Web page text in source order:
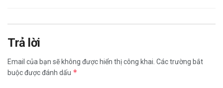
Trả lời
Email của bạn sẽ không được hiển thị công khai. Các trường bắt
buộc được đánh dấu *